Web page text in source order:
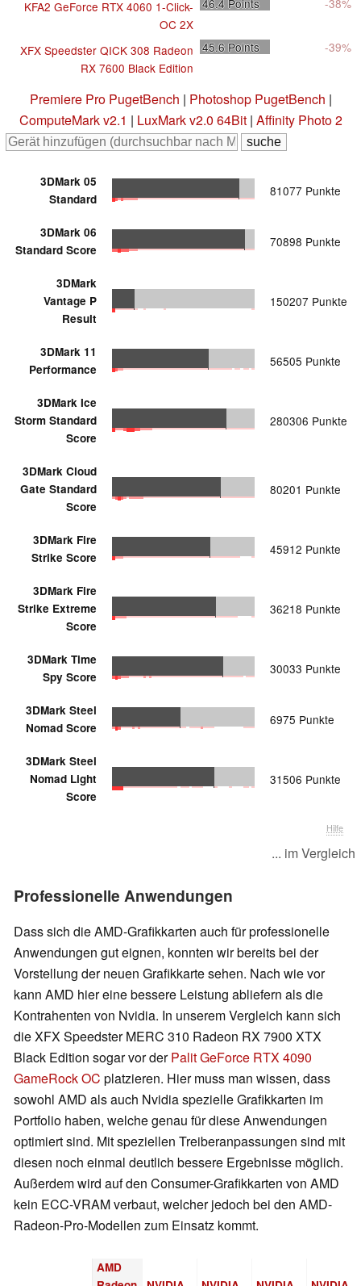
KFA2 GeForce RTX 4060 1-Click-
OC 2X
46.4 Points -38%
XFX Speedster QICK 308 Radeon
RX 7600 Black Edition
45.6 Points -39%
Premiere Pro PugetBench | Photoshop PugetBench |
ComputeMark v2.1 | LuxMark v2.0 64Bit| Affinity Photo 2
3DMark 05
Standard
81077 Punkte
3DMark 06
Standard Score
70898 Punkte
3DMark
Vantage P
Result
150207 Punkte
3DMark 11
Performance
56505 Punkte
3DMark Ice
Storm Standard
Score
280306 Punkte
3DMark Cloud
Gate Standard
Score
80201 Punkte
3DMark Fire
Strike Score
45912 Punkte
3DMark Fire
Strike Extreme
Score
36218 Punkte
3DMark Time
Spy Score
30033 Punkte
3DMark Steel
Nomad Score
6975 Punkte
3DMark Steel
Nomad Light
Score
31506 Punkte
Hilfe
... im Vergleich
Professionelle Anwendungen
Dass sich die AMD-Grafikkarten auch für professionelle
Anwendungen gut eignen, konnten wir bereits bei der
Vorstellung der neuen Grafikkarte sehen. Nach wie vor
kann AMD hier eine bessere Leistung abliefern als die
Kontrahenten von Nvidia. In unserem Vergleich kann sich
die XFX Speedster MERC 310 Radeon RX 7900 XTX
Black Edition sogar vor derPalit GeForce RTX 4090
GameRock OC platzieren. Hier muss man wissen, dass
sowohl AMD als auch Nvidia spezielle Grafikkarten im
Portfolio haben, welche genau für diese Anwendungen
optimiert sind. Mit speziellen Treiberanpassungen sind mit
diesen noch einmal deutlich bessere Ergebnisse möglich.
Außerdem wird auf den Consumer-Grafikkarten von AMD
kein ECC-VRAM verbaut, welcher jedoch bei den AMD-
Radeon-Pro-Modellen zum Einsatz kommt.
AMD